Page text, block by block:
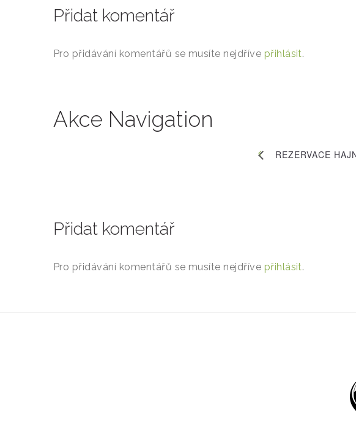
Přidat komentář
Pro přidávání komentářů se musíte nejdříve přihlásit.
Akce Navigation
REZERVACE
Přidat komentář
Pro přidávání komentářů se musíte nejdříve přihlásit.